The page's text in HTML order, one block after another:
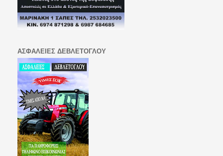
ΑΣΦΑΛΕΙΕΣ ΔΕΒΛΕΤΟΓΛΟΥ